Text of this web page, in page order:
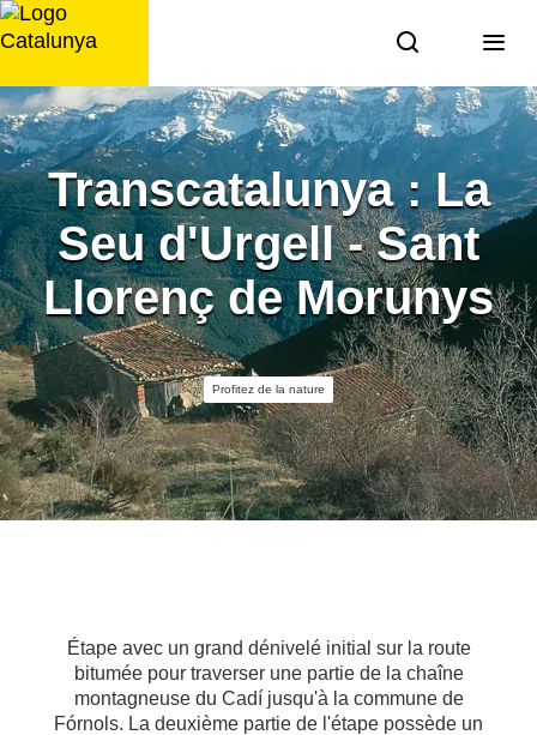
Aller
au
Transcatalunya : La
Seu d'Urgell - Sant
Llorenç de Morunys
Profitez de la nature
Étape avec un grand dénivelé initial sur la route
bitumée pour traverser une partie de la chaîne
montagneuse du Cadí jusqu'à la commune de
Fórnols. La deuxième partie de l'étape possède un